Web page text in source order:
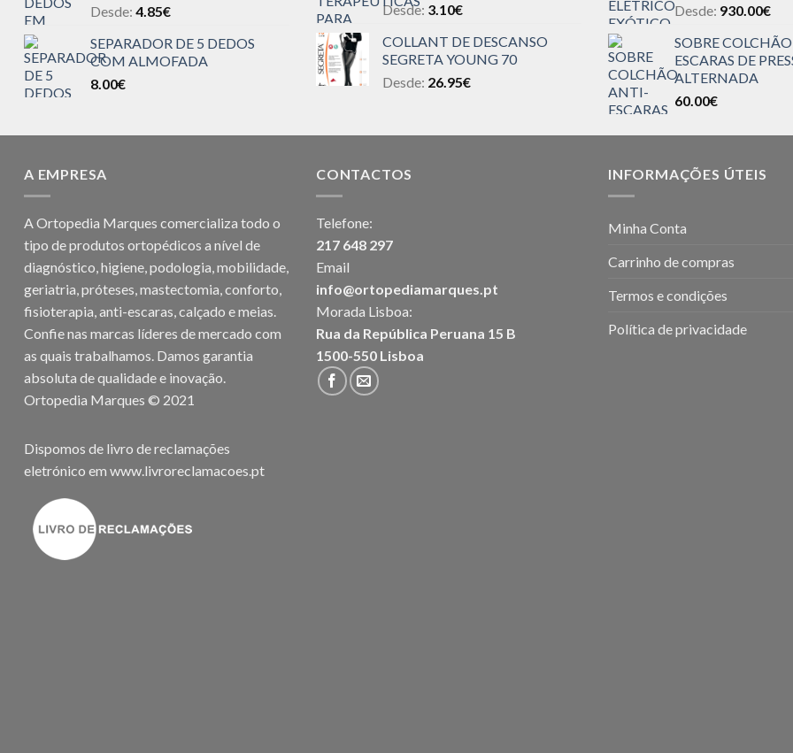
Desde: 4.85€
SEPARADOR DE 5 DEDOS
COM ALMOFADA
8.00€
Desde: 3.10€
COLLANT DE DESCANSO
SEGRETA YOUNG 70
Desde: 26.95€
Desde: 930.00€
SOBRE
ESCARAS DE
ALTERNADA
60.00€
A EMPRESA
A Ortopedia Marques comercializa todo o
tipo de produtos ortopédicos a nível de
diagnóstico, higiene, podologia, mobilidade,
geriatria, próteses, mastectomia, conforto,
fisioterapia, anti-escaras, calçado e meias.
Confie nas marcas líderes de mercado com
as quais trabalhamos. Damos garantia
absoluta de qualidade e inovação.
Ortopedia Marques © 2021
Dispomos de livro de reclamações
eletrónico em www.livroreclamacoes.pt
CONTACTOS
Telefone:
217 648 297
Email
info@ortopediamarques.pt
Morada Lisboa:
Rua da República Peruana 15 B
1500-550 Lisboa
INFORMAÇÕES ÚTEIS
Minha Conta
Carrinho de compras
Termos e condições
Política de privacidade